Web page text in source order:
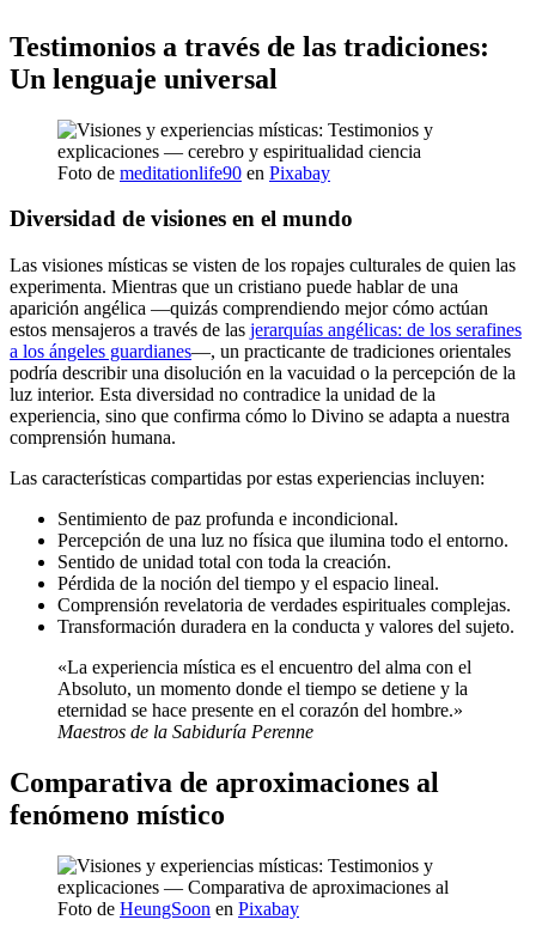
Testimonios a través de las tradiciones:
Un lenguaje universal
Foto de meditationlife90 en Pixabay
Diversidad de visiones en el mundo
Las visiones místicas se visten de los ropajes culturales de quien las
experimenta. Mientras que un cristiano puede hablar de una
aparición angélica —quizás comprendiendo mejor cómo actúan
estos mensajeros a través de las jerarquías angélicas: de los serafines
a los ángeles guardianes—, un practicante de tradiciones orientales
podría describir una disolución en la vacuidad o la percepción de la
luz interior. Esta diversidad no contradice la unidad de la
experiencia, sino que confirma cómo lo Divino se adapta a nuestra
comprensión humana.
Las características compartidas por estas experiencias incluyen:
Sentimiento de paz profunda e incondicional.
Percepción de una luz no física que ilumina todo el entorno.
Sentido de unidad total con toda la creación.
Pérdida de la noción del tiempo y el espacio lineal.
Comprensión revelatoria de verdades espirituales complejas.
Transformación duradera en la conducta y valores del sujeto.
«La experiencia mística es el encuentro del alma con el
Absoluto, un momento donde el tiempo se detiene y la
eternidad se hace presente en el corazón del hombre.»
Maestros de la Sabiduría Perenne
Comparativa de aproximaciones al
fenómeno místico
Foto de HeungSoon en Pixabay